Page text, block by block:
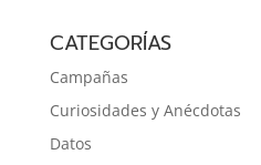
CATEGORÍAS
Campañas
Curiosidades y Anécdotas
Datos